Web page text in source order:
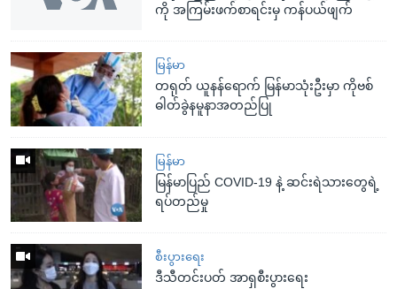
ကို အကြမ်းဖက်စာရင်းမှ ကန်ပယ်ဖျက်
မြန်မာ
တရုတ် ယူနန်ရောက် မြန်မာသုံးဦးမှာ ကိုဗစ်
ဓါတ်ခွဲနမူနာအတည်ပြု
မြန်မာ
မြန်မာပြည် COVID-19 နဲ့ ဆင်းရဲသားတွေရဲ့
ရပ်တည်မှု
စီးပွားရေး
ဒီသီတင်းပတ် အာရှစီးပွားရေး